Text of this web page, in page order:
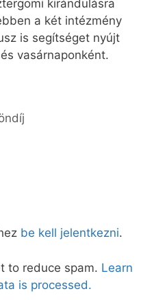
kirándulásra
a két intézmény
is segítséget nyújt
vasárnaponként.
be kell jelentkezni.
to reduce spam. Learn
is processed.